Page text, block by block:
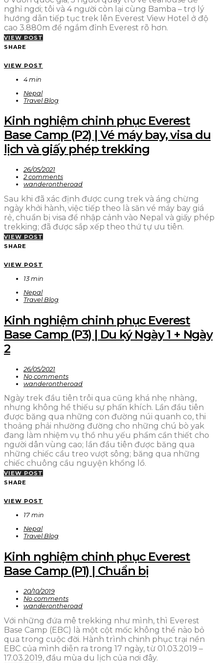
nghỉ ngơi; tôi và 4 người còn lại cùng Bamba – trợ lý
hướng dẫn tiếp tục trek lên Everest View Hotel ở độ
cao 3.880m để ngắm đỉnh Everest rõ hơn.
VIEW POST
SHARE
VIEW POST
4 min
Nepal
Travel Blog
Kinh nghiệm chinh phục Everest
Base Camp (P2) | Vé máy bay, visa du
lịch và giấy phép trekking
26/05/2021
2 comments
wanderontheroad
Sau khi đã xác định được cung trek và áng chừng
ngày khởi hành, việc tiếp theo là săn vé máy bay giá
rẻ, chuẩn bị visa để nhập cảnh vào Nepal và giấy phép
trekking; đã được sắp xếp theo thứ tự ưu tiên.
VIEW POST
SHARE
VIEW POST
13 min
Nepal
Travel Blog
Kinh nghiệm chinh phục Everest
Base Camp (P3) | Du ký Ngày 1 + Ngày
2
26/05/2021
No comments
wanderontheroad
Ngày trek đầu tiên trôi qua cũng khá nhẹ nhàng,
nhưng không hề thiếu sự phấn khích. Lần đầu tiên
được băng qua những con đường núi quanh co, thi
thoảng phải nhường đường cho những chú bò yak
đang làm nhiệm vụ thồ nhu yếu phẩm cần thiết cho
người dân vùng cao; lần đầu tiên được băng qua
những chiếc cầu treo vượt sông; băng qua những
chiếc chuông cầu nguyện khổng lồ.
VIEW POST
SHARE
VIEW POST
17 min
Nepal
Travel Blog
Kinh nghiệm chinh phục Everest
Base Camp (P1) | Chuẩn bị
20/10/2019
No comments
wanderontheroad
Với những đứa mê trekking như mình, thì Everest
Base Camp (EBC) là một cột mốc không thể nào bỏ
qua trong cuộc đời. Hành trình chinh phục trại nền
EBC của mình diễn ra trong 17 ngày, từ 01.03.2019 –
17.03.2019, đầu mùa du lịch của nơi đây.